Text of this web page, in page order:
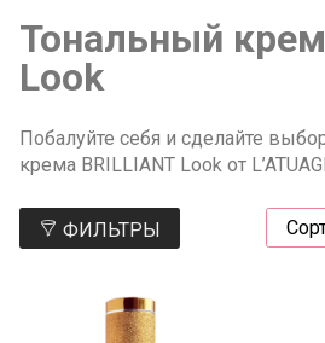
Тональный
Look
Побалуйте себя и сделайте
крема BRILLIANT Look от
ФИЛЬТРЫ